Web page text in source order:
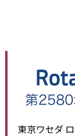
東京ワセダ